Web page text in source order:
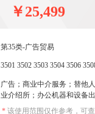
￥25,499
第35类-广告贸易
3501 3502 3503 3504 3506
广告；商业中介服务；替他
业介绍所；办公机器和设备
* 该使用范围仅作参考，可